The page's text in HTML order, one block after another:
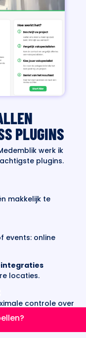
PLUGINS
werk ik
plugins.
makkelijk te
events: online
integraties
locaties.
controle over